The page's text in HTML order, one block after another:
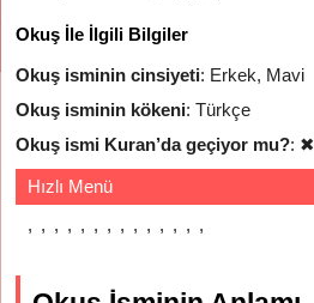
Okuş İle İlgili Bilgiler
Okuş isminin cinsiyeti: Erkek, Mavi
Okuş isminin kökeni: Türkçe
Okuş ismi Kuran’da geçiyor mu?: ✖
Hızlı Menü